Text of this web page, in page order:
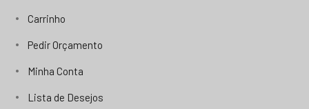
Carrinho
Pedir Orçamento
Minha Conta
Lista de Desejos